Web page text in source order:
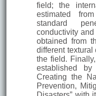
field; the
estimated
standard
conductivity
obtained from
different textural
the field.
established
Creating the
Prevention,